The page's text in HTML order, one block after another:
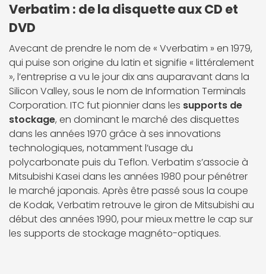
Verbatim : de la disquette aux CD et
DVD
Avecant de prendre le nom de « Vverbatim » en 1979,
qui puise son origine du latin et signifie « littéralement
», l’entreprise a vu le jour dix ans auparavant dans la
Silicon Valley, sous le nom de Information Terminals
Corporation. ITC fut pionnier dans les supports de
stockage, en dominant le marché des disquettes
dans les années 1970 grâce à ses innovations
technologiques, notamment l’usage du
polycarbonate puis du Teflon. Verbatim s’associe à
Mitsubishi Kasei dans les années 1980 pour pénétrer
le marché japonais. Après être passé sous la coupe
de Kodak, Verbatim retrouve le giron de Mitsubishi au
début des années 1990, pour mieux mettre le cap sur
les supports de stockage magnéto-optiques.